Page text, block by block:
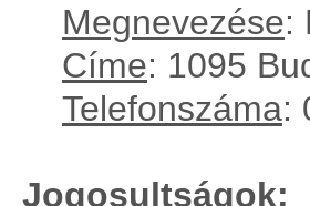
Megnevezése:
Címe: 1095
Telefonszáma:
Jogosultságok: